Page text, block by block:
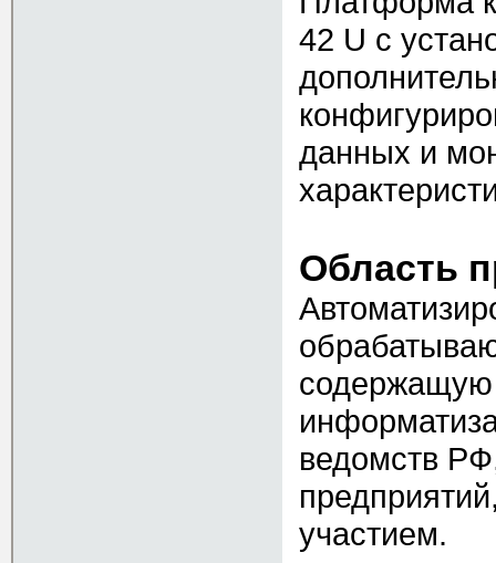
42 U с
данных и
Область
содержащую
ведомств
участием.